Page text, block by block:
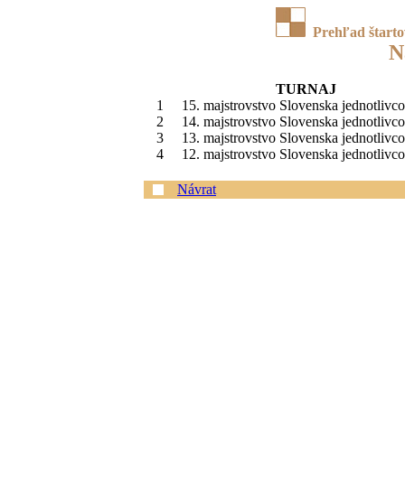
Prehľad
TURNAJ
1
15. majstrovstvo Slovenska
2
14. majstrovstvo Slovenska
3
13. majstrovstvo Slovenska
4
12. majstrovstvo Slovenska
Návrat